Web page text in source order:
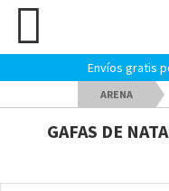
Envíos gratis
ARENA
GAFAS DE